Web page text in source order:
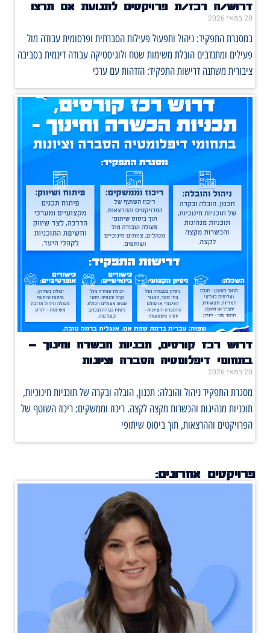
דרוש/ה רכז/ת פרויקטים לתנועת אם תרצו
20 במאי 2026
במסגרת התפקיד: ניהול ותפעול פעילות הסברתית ופרסומית עבודה מול
פעילים ומתנדבים הובלת משימות שטח ולוגיסטיקה עבודה דינמית בסביבה
ציבורית משתנה דרישות התפקיד: הזדהות עם ערכי
דרוש רכז קורסים, תכניות הכשרה וחינוך –
בתחומי דיפלומטיה הסברה וציונות
20 במאי 2026
מסגרת התפקיד ניהול והובלה: תכנון, הובלה ובקרה של תוכניות חינוכיות,
תוכניות מנהיגות והכשרות מקצה לקצה. ריכוז וממשקים: ריכוז השוטף של
הפרויקטים וההרצאות, תוך ביסוס שיתופי
פרויקטים אחרונים: